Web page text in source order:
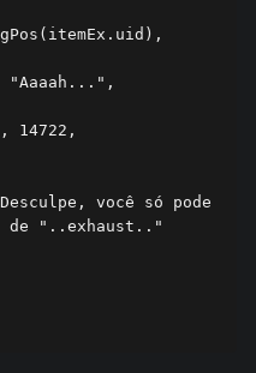
"Aaaah...",
14722,
você só pode
de "..exhaust.."